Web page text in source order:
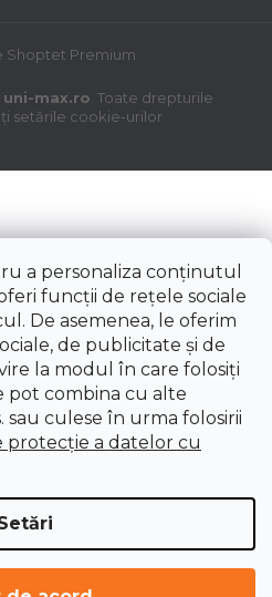
a personaliza conținutul
funcții de rețele sociale
De asemenea, le oferim
de publicitate și de
la modul în care folosiți
pot combina cu alte
culese în urma folosirii
protecție a datelor cu
L100
imediată
Shoptet Premium
uni-max.ro . Toate drepturile
setările cookie-urilor